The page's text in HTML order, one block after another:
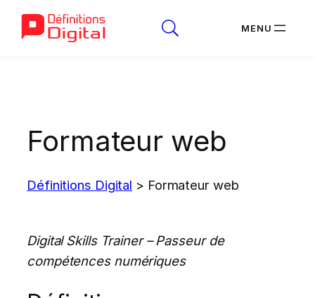
Formateur web
Définitions Digital > Formateur web
Digital Skills Trainer – Passeur de
compétences numériques